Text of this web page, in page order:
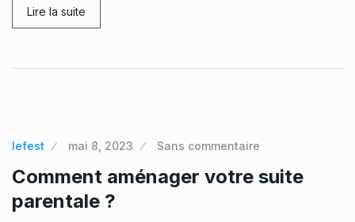
Lire la suite
lefest mai 8, 2023 Sans commentaire
Comment aménager votre suite
parentale ?